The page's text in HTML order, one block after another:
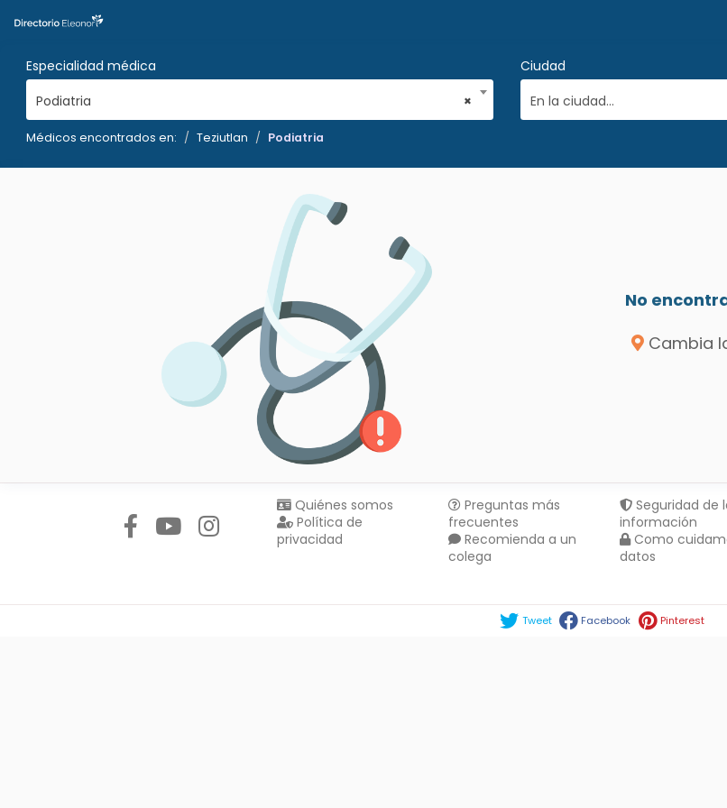
Especialidad médica
×
Podiatria
Ciudad
En la ciudad...
Médicos encontrados en: Teziutlan Podiatria
No
Cambia
Quiénes somos
Política de
privacidad
Preguntas más
frecuentes
Recomienda a un
colega
Seguridad de
información
Como
datos
Tweet Facebook Pinterest